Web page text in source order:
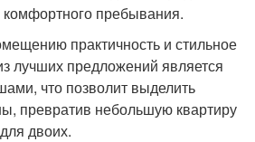
пребывания.
практичность и стильное
лучших предложений является
что позволит выделить
превратив небольшую квартиру
двоих.